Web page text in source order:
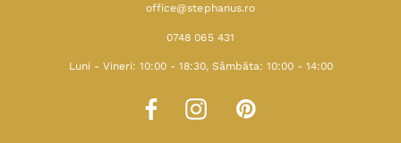
office@stephanus.ro
0748 065 431
Luni - Vineri: 10:00 - 18:30, Sâmbăta: 10:00 - 14:00